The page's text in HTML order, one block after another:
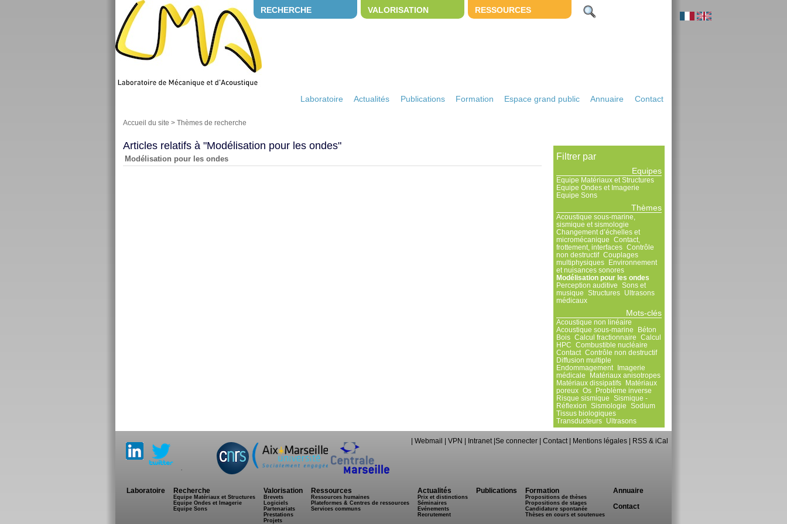
RECHERCHE VALORISATION RESSOURCES
Laboratoire Actualités Publications Formation Espace grand public Annuaire Contact
Accueil du site > Thèmes de recherche
Articles relatifs à "Modélisation pour les ondes"
Modélisation pour les ondes Filtrer par
Equipes
Equipe Matériaux et Structures
Equipe Ondes et Imagerie
Equipe Sons
Thèmes
Acoustique sous-marine,
sismique et sismologie
Changement d’échelles et
micromécanique
Contact,
frottement, interfaces Contrôle
non destructif Couplages
multiphysiques
Environnement
et nuisances sonores
Modélisation pour les ondes
Perception auditive
Sons et
musique
Structures
Ultrasons
médicaux
Mots-clés
Acoustique non linéaire
Acoustique sous-marine
Béton
Bois Calcul fractionnaire
Calcul
HPC
Combustible nucléaire
Contact Contrôle non destructif
Diffusion multiple
Endommagement
Imagerie
médicale
Matériaux anisotropes
Matériaux dissipatifs
Matériaux
poreux Os
Problème inverse
Risque sismique
Sismique -
Réflexion
Sismologie
Sodium
Tissus biologiques
Transducteurs
Ultrasons
.
|Webmail |VPN Intranet |Se connecter |Contact Mentions légales RSS & iCal
Laboratoire Recherche
Equipe Matériaux et Structures
Equipe Ondes et Imagerie
Equipe Sons
Valorisation
Brevets
Logiciels
Partenariats
Prestations
Projets
Ressources
Ressources humaines
Plateformes & Centres de ressources
Services communs
Actualités
Prix et distinctions
Séminaires
Evénements
Recrutement
Publications Formation
Propositions de thèses
Propositions de stages
Candidature spontanée
Thèses en cours et soutenues
Annuaire
Contact